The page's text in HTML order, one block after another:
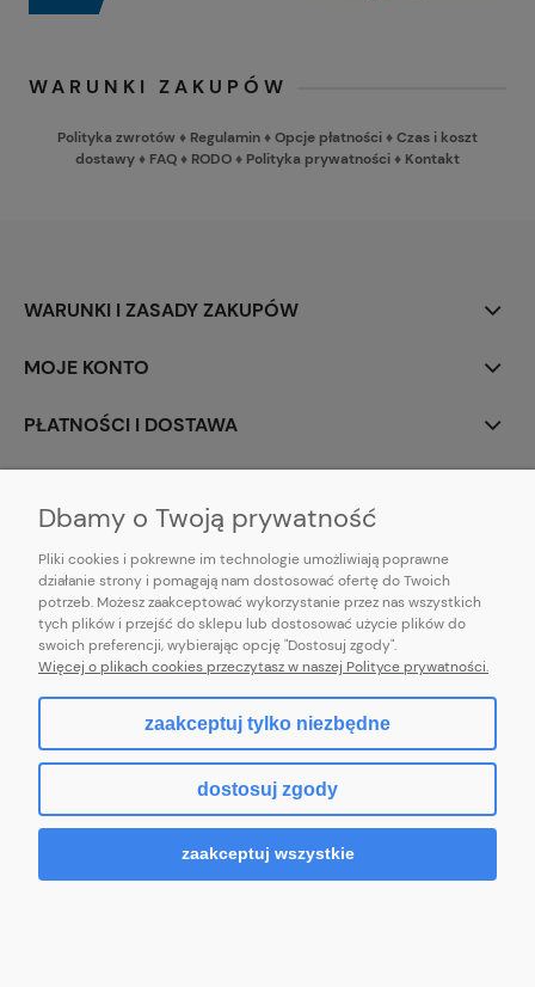
WARUNKI ZAKUPÓW
Polityka zwrotów ♦ Regulamin♦Opcje płatności♦Czas i koszt
dostawy♦ FAQ♦ RODO♦ Polityka prywatności♦ Kontakt
WARUNKI I ZASADY ZAKUPÓW
MOJE KONTO
PŁATNOŚCI I DOSTAWA
E-mail:pl101sukienek@gmail.com
101sukienek.pl
ul. Piotrkowska 317/11, Łódź 93-035, woj. łódzkie
pokaż pełną wersję strony
Sklep internetowy Shoper.pl
Dbamy o Twoją prywatność
Pliki cookies i pokrewne im technologie umożliwiają poprawne
działanie strony i pomagają nam dostosować ofertę do Twoich
potrzeb. Możesz zaakceptować wykorzystanie przez nas wszystkich
tych plików i przejść do sklepu lub dostosować użycie plików do
swoich preferencji, wybierając opcję "Dostosuj zgody".
Więcej o plikach cookies przeczytasz w naszej Polityce prywatności.
zaakceptuj tylko niezbędne
dostosuj zgody
zaakceptuj wszystkie